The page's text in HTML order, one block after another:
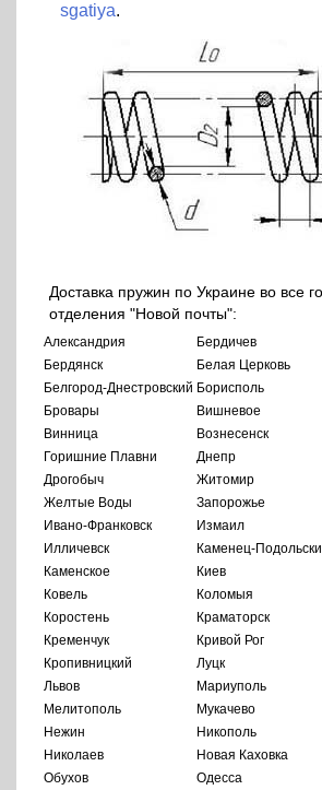
sgatiya.
Доставка пружин по Украине во все
отделения "Новой почты":
Александрия
Бердичев
Бердянск
Белая Церковь
Белгород-Днестровский Борисполь
Бровары
Вишневое
Винница
Вознесенск
Горишние Плавни
Днепр
Дрогобыч
Житомир
Желтые Воды
Запорожье
Ивано-Франковск
Измаил
Илличевск
Каменец-
Каменское
Киев
Ковель
Коломыя
Коростень
Краматорск
Кременчук
Кривой Рог
Кропивницкий
Луцк
Львов
Мариуполь
Мелитополь
Мукачево
Нежин
Никополь
Николаев
Новая Каховка
Обухов
Одесса